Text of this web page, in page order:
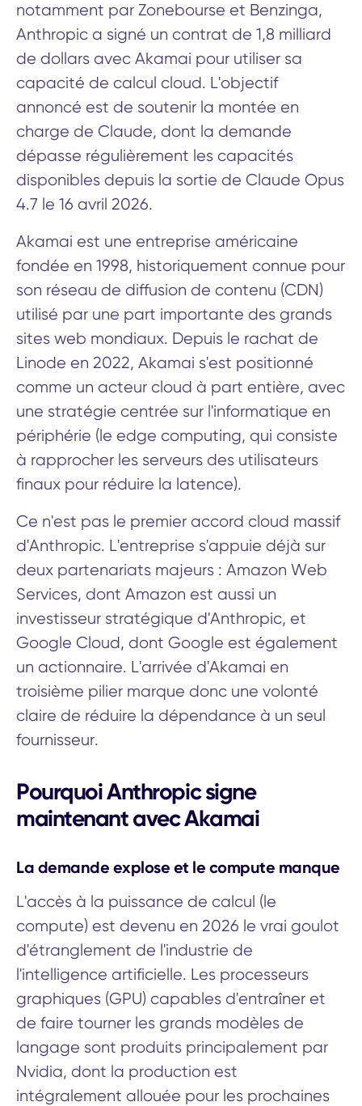
notamment par Zonebourse et Benzinga,
Anthropic a signé un contrat de 1,8 milliard
de dollars avec Akamai pour utiliser sa
capacité de calcul cloud. L'objectif
annoncé est de soutenir la montée en
charge de Claude, dont la demande
dépasse régulièrement les capacités
disponibles depuis la sortie de Claude Opus
4.7 le 16 avril 2026.
Akamai est une entreprise américaine
fondée en 1998, historiquement connue pour
son réseau de diffusion de contenu (CDN)
utilisé par une part importante des grands
sites web mondiaux. Depuis le rachat de
Linode en 2022, Akamai s'est positionné
comme un acteur cloud à part entière, avec
une stratégie centrée sur l'informatique en
périphérie (le edge computing, qui consiste
à rapprocher les serveurs des utilisateurs
finaux pour réduire la latence).
Ce n'est pas le premier accord cloud massif
d'Anthropic. L'entreprise s'appuie déjà sur
deux partenariats majeurs : Amazon Web
Services, dont Amazon est aussi un
investisseur stratégique d'Anthropic, et
Google Cloud, dont Google est également
un actionnaire. L'arrivée d'Akamai en
troisième pilier marque donc une volonté
claire de réduire la dépendance à un seul
fournisseur.
Pourquoi Anthropic signe
maintenant avec Akamai
La demande explose et le compute manque
L'accès à la puissance de calcul (le
compute) est devenu en 2026 le vrai goulot
d'étranglement de l'industrie de
l'intelligence artificielle. Les processeurs
graphiques (GPU) capables d'entraîner et
de faire tourner les grands modèles de
langage sont produits principalement par
Nvidia, dont la production est
intégralement allouée pour les prochaines